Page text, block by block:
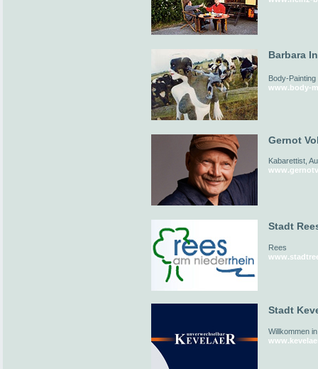
Barbara
Body-Painting
www.body-
Gernot
Kabarettist,
Stadt
Rees
Stadt
Willkommen